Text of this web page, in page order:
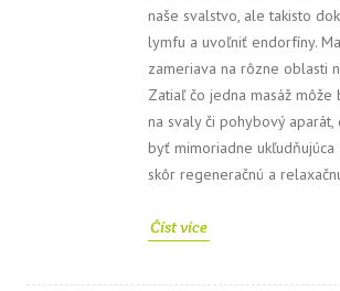
naše svalstvo, ale takisto
lymfu a uvoľniť endorfíny.
zameriava na rôzne oblasti
Zatiaľ čo jedna masáž môže
na svaly či pohybový aparát,
byť mimoriadne ukľudňujúca
skôr regeneračnú a
Číst více